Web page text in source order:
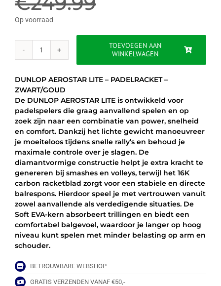
€249.99.
€114.95.
Op voorraad
DUNLOP
-
PADELRACKET
ZWART/GOUD
TOEVOEGEN AAN
WINKELWAGEN
DUNLOP AEROSTAR LITE – PADELRACKET –
ZWART/GOUD
De DUNLOP AEROSTAR LITE is ontwikkeld voor
padelspelers die graag aanvallend spelen en op
zoek zijn naar een combinatie van power, snelheid
en comfort. Dankzij het lichte gewicht manoeuvreer
je moeiteloos tijdens snelle rally’s en behoud je
maximale controle over je slagen. De
diamantvormige constructie helpt je extra kracht te
genereren bij smashes en volleys, terwijl het 16K
carbon racketblad zorgt voor een stabiele en directe
balrespons. Hierdoor speel je met vertrouwen vanuit
zowel aanvallende als verdedigende situaties. De
Soft EVA-kern absorbeert trillingen en biedt een
comfortabel balgevoel, waardoor je langer op hoog
niveau kunt spelen met minder belasting op arm en
schouder.
BETROUWBARE WEBSHOP
GRATIS VERZENDEN VANAF €50,-